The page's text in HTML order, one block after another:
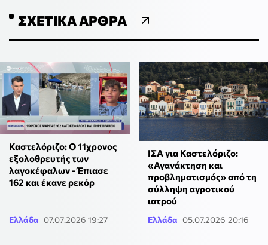
ΣΧΕΤΙΚΆ ΆΡΘΡΑ
Καστελόριζο: Ο 11χρονος
εξολοθρευτής των
λαγοκέφαλων - Έπιασε
162 και έκανε ρεκόρ
Ελλάδα 07.07.2026 19:27
ΙΣΑ για Καστελόριζο:
«Αγανάκτηση και
προβληματισμός» από τη
σύλληψη αγροτικού
ιατρού
Ελλάδα 05.07.2026 20:16